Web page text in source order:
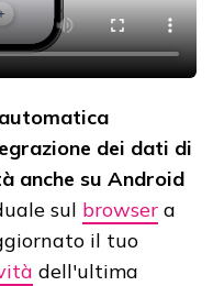
dei dati di
anche su Android
sul browser a
il tuo
dell'ultima